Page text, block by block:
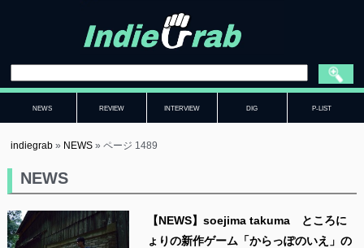
NEWS REVIEW INTERVIEW DIG P-LIST
indiegrab » NEWS »ページ 1489
NEWS
【NEWS】soejima takuma ところに
ょりの新作ゲーム「からっぽのいえ」の